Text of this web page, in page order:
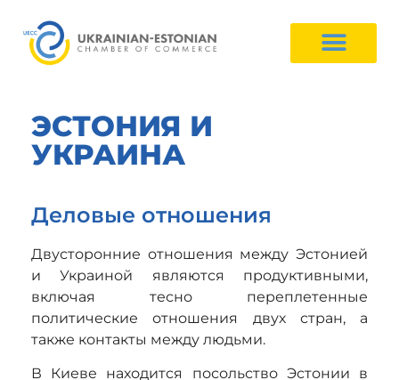
ЭСТОНИЯ И
УКРАИНА
Деловые отношения
Двусторонние отношения между Эстонией
и Украиной являются продуктивными,
включая тесно переплетенные
политические отношения двух стран, а
также контакты между людьми.
В Киеве находится посольство Эстонии в